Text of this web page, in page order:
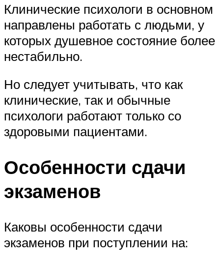
Клинические психологи в основном
направлены работать с людьми, у
которых душевное состояние более
нестабильно.
Но следует учитывать, что как
клинические, так и обычные
психологи работают только со
здоровыми пациентами.
Особенности сдачи
экзаменов
Каковы особенности сдачи
экзаменов при поступлении на: